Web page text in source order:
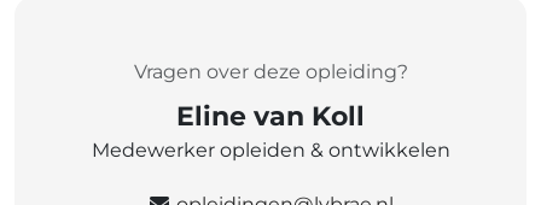
Vragen over deze opleiding?
Eline van Koll
Medewerker opleiden & ontwikkelen